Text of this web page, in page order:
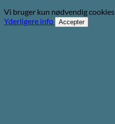
Vi bruger kun nødvendig cookies
Yderligere info
Accepter